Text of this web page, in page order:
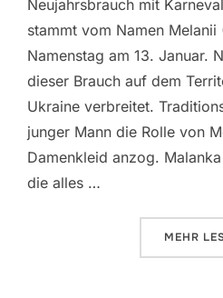
Neujahrsbrauch mit
stammt vom Namen
Namenstag am 13. Januar.
dieser Brauch auf dem
Ukraine verbreitet.
junger Mann die Rolle von
Damenkleid anzog.
die alles …
MEHR